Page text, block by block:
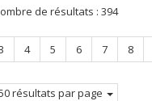
de résultats : 394
Page
4 Page
5 Page
6 Page
7 Page
8
résultats par page